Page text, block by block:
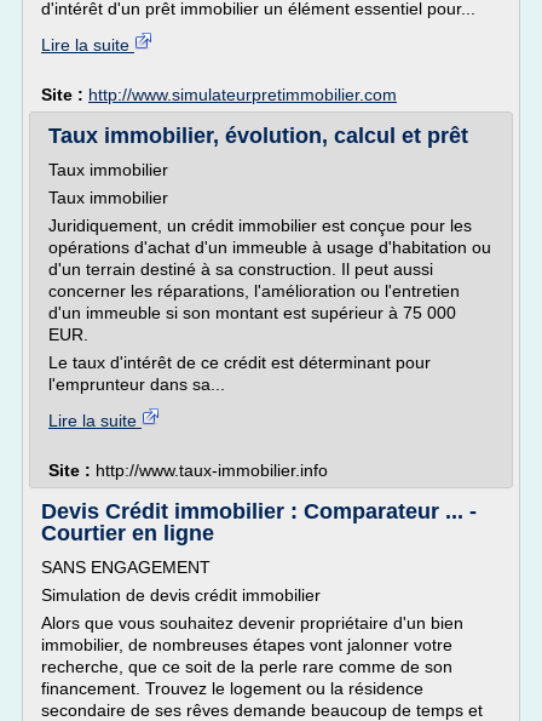
d'intérêt d'un prêt immobilier un élément essentiel pour...
Lire la suite
Site : http://www.simulateurpretimmobilier.com
Taux immobilier, évolution, calcul et prêt
Taux immobilier
Taux immobilier
Juridiquement, un crédit immobilier est conçue pour les
opérations d'achat d'un immeuble à usage d'habitation ou
d'un terrain destiné à sa construction. Il peut aussi
concerner les réparations, l'amélioration ou l'entretien
d'un immeuble si son montant est supérieur à 75 000
EUR.
Le taux d'intérêt de ce crédit est déterminant pour
l'emprunteur dans sa...
Lire la suite
Site : http://www.taux-immobilier.info
Devis Crédit immobilier : Comparateur ... -
Courtier en ligne
SANS ENGAGEMENT
Simulation de devis crédit immobilier
Alors que vous souhaitez devenir propriétaire d'un bien
immobilier, de nombreuses étapes vont jalonner votre
recherche, que ce soit de la perle rare comme de son
financement. Trouvez le logement ou la résidence
secondaire de ses rêves demande beaucoup de temps et